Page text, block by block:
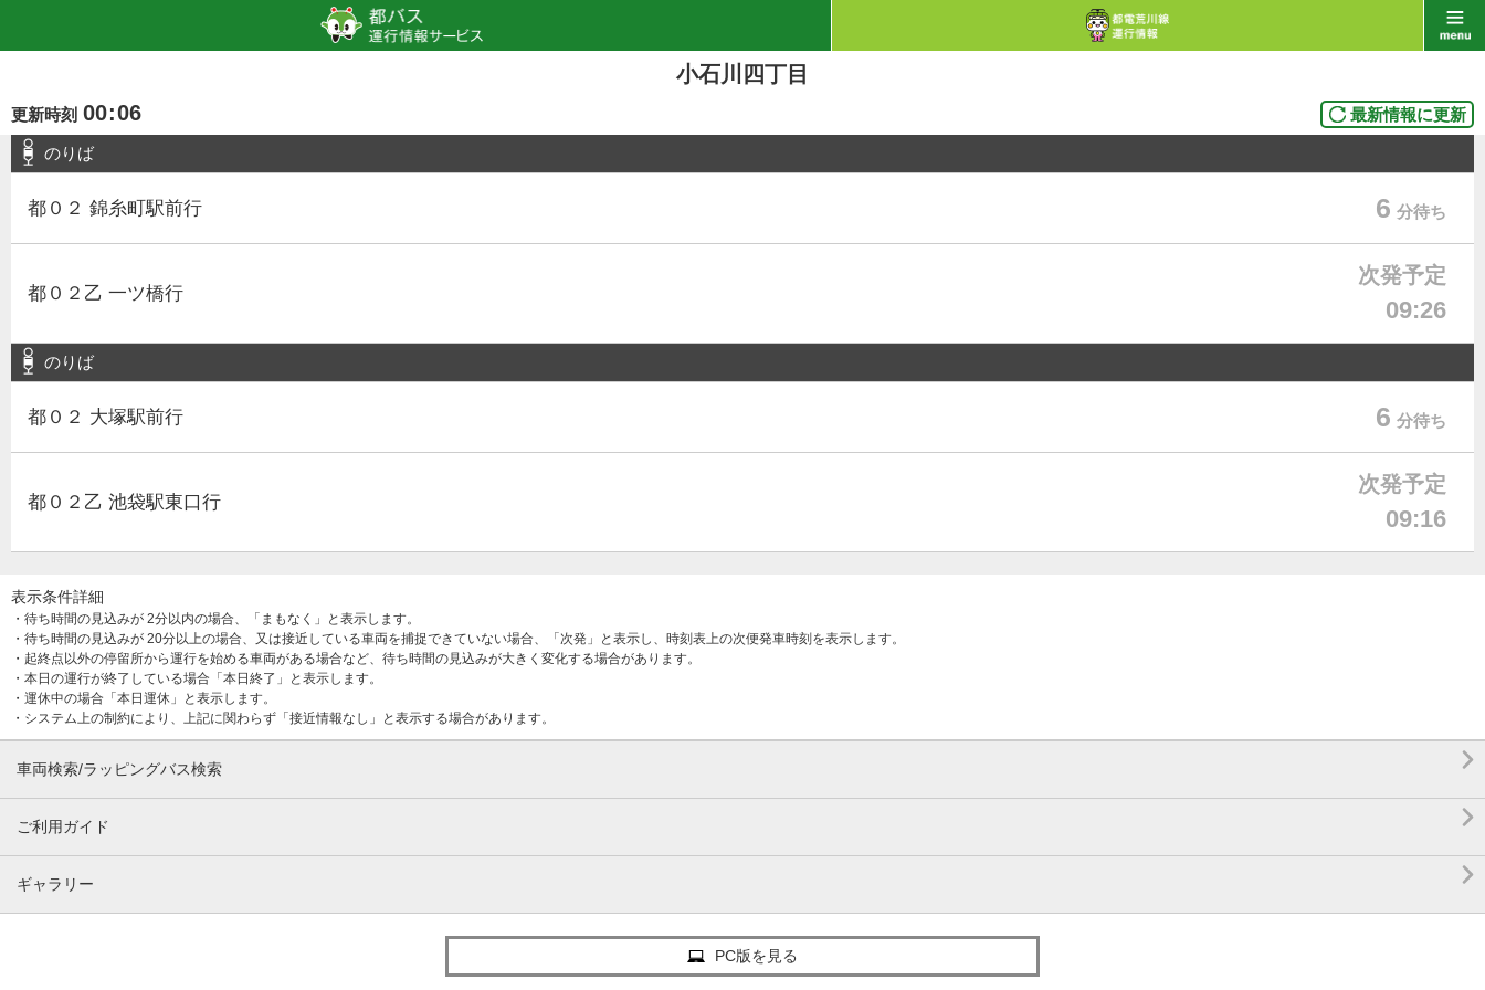
小石川四丁目
更新時刻 00:06 最新情報に更新
のりば
都０２ 錦糸町駅前行 6 分待ち
都０２乙 一ツ橋行
次発予定
09:26
のりば
都０２ 大塚駅前行 6 分待ち
都０２乙 池袋駅東口行
次発予定
09:16
表示条件詳細
・待ち時間の見込みが 2分以内の場合、「まもなく」と表示します。
・待ち時間の見込みが 20分以上の場合、又は接近している車両を捕捉できていない場合、「次発」と表示し、時刻表上の次便発車時刻を表示します。
・起終点以外の停留所から運行を始める車両がある場合など、待ち時間の見込みが大きく変化する場合があります。
・本日の運行が終了している場合「本日終了」と表示します。
・運休中の場合「本日運休」と表示します。
・システム上の制約により、上記に関わらず「接近情報なし」と表示する場合があります。
車両検索/ラッピングバス検索 
ご利用ガイド 
ギャラリー 
PC版を見る